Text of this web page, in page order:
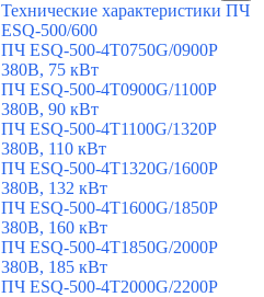
Технические характеристики ПЧ
ESQ-500/600
ПЧ ESQ-500-4T0750G/0900P
380В, 75 кВт
ПЧ ESQ-500-4T0900G/1100P
380В, 90 кВт
ПЧ ESQ-500-4T1100G/1320P
380В, 110 кВт
ПЧ ESQ-500-4T1320G/1600P
380В, 132 кВт
ПЧ ESQ-500-4T1600G/1850P
380В, 160 кВт
ПЧ ESQ-500-4T1850G/2000P
380В, 185 кВт
ПЧ ESQ-500-4T2000G/2200P